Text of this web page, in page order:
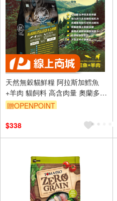
天然無穀貓鮮糧 阿拉斯加鱈魚
+羊肉 貓飼料 高含肉量 奧蘭多
台灣製造
贈OPENPOINT
$338